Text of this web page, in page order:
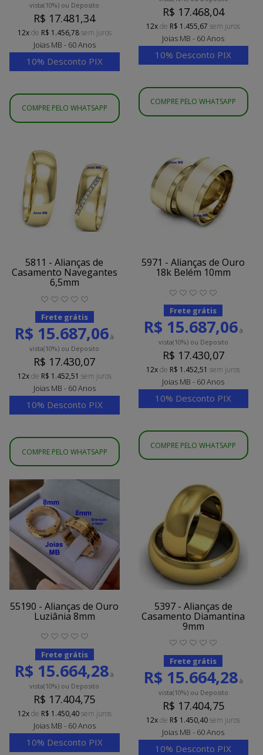
vista(10%) ou Deposito
R$ 17.481,34
12xde R$ 1.456,78sem juros
Joias MB - 60 Anos
10% Desconto PIX
COMPRE PELO WHATSAPP
R$ 17.468,04
12xde R$ 1.455,67 sem juros
Joias MB - 60 Anos
10% Desconto PIX
COMPRE PELO WHATSAPP
5811 - Alianças de
Casamento Navegantes
6,5mm
Frete grátis
R$ 15.687,06 à
vista(10%) ou Deposito
R$ 17.430,07
12xde R$ 1.452,51 sem juros
Joias MB - 60 Anos
10% Desconto PIX
COMPRE PELO WHATSAPP
5971 - Alianças de Ouro
18k Belém 10mm
Frete grátis
R$ 15.687,06à
vista(10%)ou Deposito
R$ 17.430,07
12xde R$ 1.452,51 sem juros
Joias MB - 60 Anos
10% Desconto PIX
COMPRE PELO WHATSAPP
55190 - Alianças de Ouro
Luziânia 8mm
Frete grátis
R$ 15.664,28 à
vista(10%) ou Deposito
R$ 17.404,75
12xde R$ 1.450,40sem juros
Joias MB - 60 Anos
10% Desconto PIX
5397 - Alianças de
Casamento Diamantina
9mm
Frete grátis
R$ 15.664,28à
vista(10%)ou Deposito
R$ 17.404,75
12xde R$ 1.450,40sem juros
Joias MB - 60 Anos
10% Desconto PIX